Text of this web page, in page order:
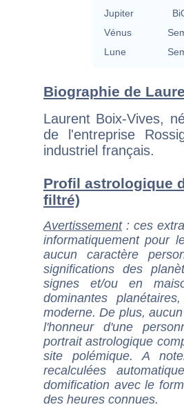
Jupiter
Vénus
Lune
Biographie de
Laurent Boix-Vives,
de l'entreprise
industriel français.
Profil astrologique
filtré)
Avertissement: ces
informatiquement pour
aucun caractère
significations des
signes et/ou en
dominantes
moderne. De plus,
l'honneur d'une
portrait astrologique
site polémique. A
recalculées
domification avec le
des heures connues.